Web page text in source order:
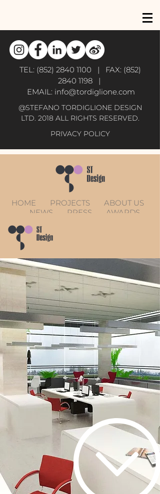
TEL: (852) 2840 1100 | FAX: (852)
2840 1198|
EMAIL: info@tordiglione.com
@STEFANO TORDIGLIONE DESIGN
LTD. 2018 ALL RIGHTS RESERVED.
PRIVACY POLICY
HOME PROJECTS
ABOUT US
NEWS
PRESS
AWARDS